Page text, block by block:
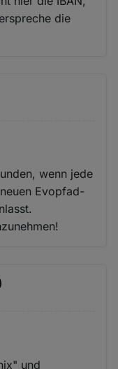
die
wenn jede
Evopfad-
und